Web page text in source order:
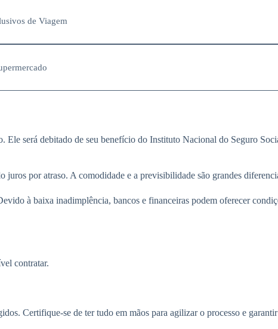
de Viagem
será debitado de seu benefício do Instituto Nacional do Seguro
por atraso. A comodidade e a previsibilidade são grandes
à baixa inadimplência, bancos e financeiras podem oferecer
contratar.
Certifique-se de ter tudo em mãos para agilizar o processo e